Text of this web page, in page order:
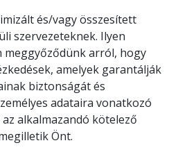
és/vagy összesített
szervezeteknek. Ilyen
meggyőződünk arról, hogy
amelyek garantálják
biztonságát és
adataira vonatkozó
alkalmazandó kötelező
Önt.